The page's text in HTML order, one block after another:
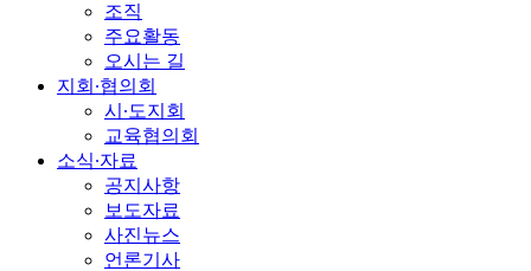
조직
주요활동
오시는 길
지회∙협의회
시∙도지회
교육협의회
소식∙자료
공지사항
보도자료
사진뉴스
언론기사